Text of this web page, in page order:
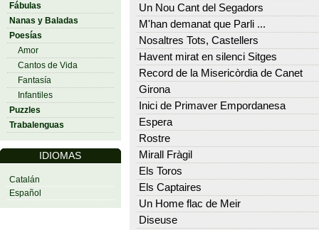
Fábulas
Nanas y Baladas
Poesías
Amor
Cantos de Vida
Fantasía
Infantiles
Puzzles
Trabalenguas
IDIOMAS
Catalán
Español
Un Nou Cant del Segadors
M'han demanat que Parli ...
Nosaltres Tots, Castellers
Havent mirat en silenci Sitges
Record de la Misericòrdia de Canet
Girona
Inici de Primaver Empordanesa
Espera
Rostre
Mirall Fràgil
Els Toros
Els Captaires
Un Home flac de Meir
Diseuse